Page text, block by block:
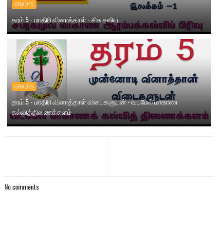
GRADE5
தரம் 5 - மாதிரி வினாத்தாள் - சிசு சவிய
GRADE5
தரம் 5 - மாதிரி வினாத்தாள் விடைகளுடன் - வடமேல் மாகாண
கல்வித்திணைக்களம்
No comments